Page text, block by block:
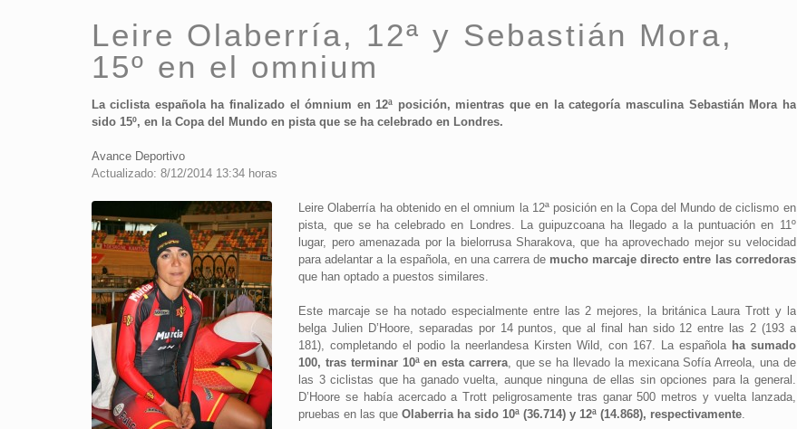
Leire Olaberría, 12ª y Sebastián Mora,
15º en el omnium
La ciclista española ha finalizado el ómnium en 12ª posición, mientras que en la categoría masculina Sebastián Mora ha
sido 15º, en la Copa del Mundo en pista que se ha celebrado en Londres.
Avance Deportivo
Actualizado: 8/12/2014 13:34 horas
Leire Olaberría ha obtenido en el omnium la 12ª posición en la Copa del Mundo de ciclismo en
pista, que se ha celebrado en Londres. La guipuzcoana ha llegado a la puntuación en 11º
lugar, pero amenazada por la bielorrusa Sharakova, que ha aprovechado mejor su velocidad
para adelantar a la española, en una carrera de mucho marcaje directo entre las corredoras
que han optado a puestos similares.
Este marcaje se ha notado especialmente entre las 2 mejores, la británica Laura Trott y la
belga Julien D’Hoore, separadas por 14 puntos, que al final han sido 12 entre las 2 (193 a
181), completando el podio la neerlandesa Kirsten Wild, con 167. La españolaha sumado
100, tras terminar 10ª en esta carrera, que se ha llevado la mexicana Sofía Arreola, una de
las 3 ciclistas que ha ganado vuelta, aunque ninguna de ellas sin opciones para la general.
D’Hoore se había acercado a Trott peligrosamente tras ganar 500 metros y vuelta lanzada,
pruebas en las queOlaberria ha sido 10ª (36.714) y 12ª (14.868), respectivamente.